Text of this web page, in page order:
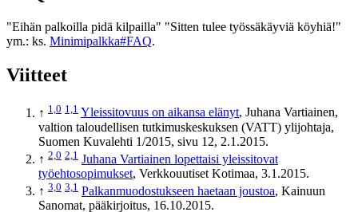
"Eihän palkoilla pidä kilpailla" "Sitten tulee työssäkäyviä köyhiä!"
ym.: ks. Minimipalkka#FAQ.
Viitteet
↑ 1,0 1,1 Yleissitovuus on aikansa elänyt, Juhana Vartiainen,
valtion taloudellisen tutkimuskeskuksen (VATT) ylijohtaja,
Suomen Kuvalehti 1/2015, sivu 12, 2.1.2015.
↑ 2,0 2,1 Juhana Vartiainen lopettaisi yleissitovat
työehtosopimukset, Verkkouutiset Kotimaa, 3.1.2015.
↑ 3,0 3,1 Palkanmuodostukseen haetaan joustoa, Kainuun
Sanomat, pääkirjoitus, 16.10.2015.